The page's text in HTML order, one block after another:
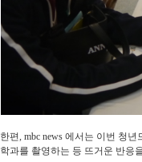
한편, mbc news에서는 이번 청년
학과를 촬영하는 등 뜨거운 반응